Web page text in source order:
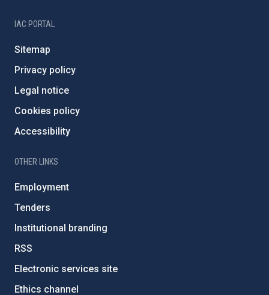
IAC PORTAL
Sitemap
Privacy policy
Legal notice
Cookies policy
Accessibility
OTHER LINKS
Employment
Tenders
Institutional branding
RSS
Electronic services site
Ethics channel